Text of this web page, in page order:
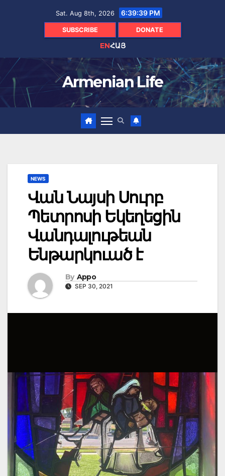
Sat. Aug 8th, 2026 6:39:40 PM
SUBSCRIBE DONATE
ENՀԱՅ
Armenian Life
NEWS
Վան Նայսի Սուրբ
Պետրոսի Եկեղեցին
Վանդալութեան
Ենթարկուած է
By Appo
SEP 30, 2021